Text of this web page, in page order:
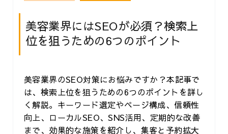
美容業界にはSEOが必須？検索上
位を狙うための6つのポイント
美容業界のSEO対策にお悩みですか？本記事で
は、検索上位を狙うための6つのポイントを詳し
く解説。キーワード選定やページ構成、信頼性
向上、ローカルSEO、SNS活用、定期的な改善
まで、効果的な施策を紹介し、集客と予約拡大